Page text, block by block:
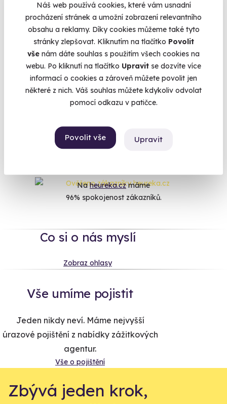
Náš web používá cookies, které vám usnadní
procházení stránek a umožní zobrazení relevantního
obsahu a reklamy. Díky cookies můžeme také tyto
stránky zlepšovat. Kliknutím na tlačítko Povolit
vše nám dáte souhlas s použitím všech cookies na
webu. Po kliknutí na tlačítko Upravit se dozvíte více
informací o cookies a zároveň můžete povolit jen
některé z nich. Váš souhlas můžete kdykoliv odvolat
pomocí odkazu v patičce.
Povolit vše Upravit
Jízda v Chevrolet Camaro ZL1 Paket
Zlatý americký muscle car jen pro vás
Plačice (okres Hradec Králové)
(+ 6 dalších lokalit)
1 399 Kč
Zobrazit zážitky na mapě
Naheureka.czmáme
96% spokojenost zákazníků.
Co si o nás myslí
Zobraz ohlasy
Vše umíme pojistit
Jeden nikdy neví. Máme nejvyšší
úrazové pojištění z nabídky zážitkových
agentur.
Vše o pojištění
Zbývá jeden krok,